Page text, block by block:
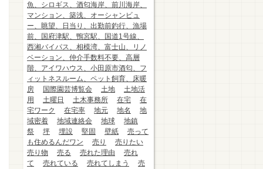
魚、シロギス、酒匂海岸、前川海岸、
マンション、築浅、オーシャンビュ
ー、眺望、日当り、出勤前釣行、漁場
前、国府津駅、鴨宮駅、国道1号線、
西湘バイパス、相模湾、富士山、リノ
ベーション、仲介手数料不要、高層
階、アイワハウス、小田原市酒匂、フ
ィットネスルーム、ペット飼育、床暖
房
国際園芸博覧会 土地
土地活
用
土曜日 土木事務所 在宅
在
宅ワーク
在宅率 地元 地名
地
域密着
地域連絡会 地球
地鎮
祭
坪 埋設 堅固 壁紙
売って
も住めるんだワン
売り
売りたい
売り物
売る 売れた理由
売れ
て
売れている 売れてしまう
売